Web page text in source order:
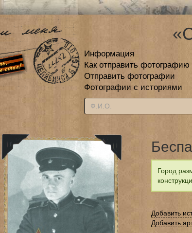
Информация
Как отправить фотографию
Отправить фотографии
Фотографии с историями
Город
Добавить
Добавить